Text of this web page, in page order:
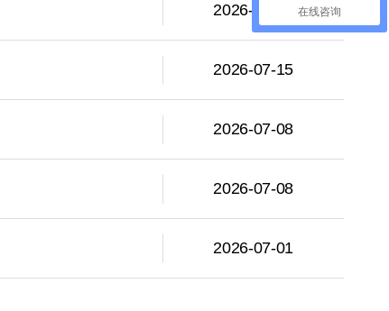
2026-07-15
2026-07-15
2026-07-08
2026-07-08
2026-07-01
在线咨询